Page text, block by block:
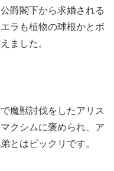
爵閣下から求婚される
ラも植物の球根かとボ
ました。
魔獣討伐をしたアリス
クシムに褒められ、ア
とはビックリです。